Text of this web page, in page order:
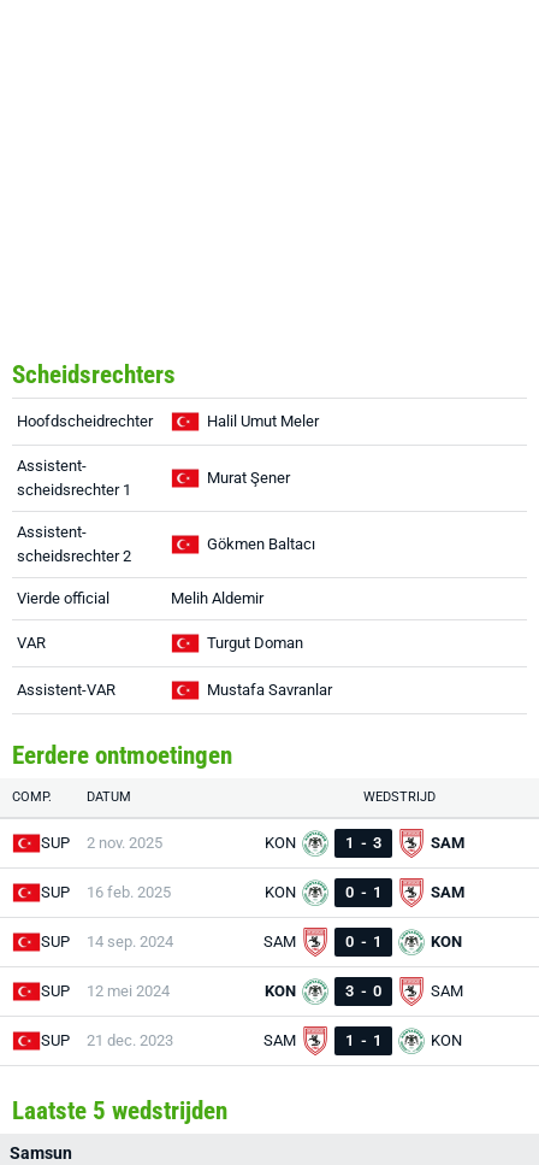
Scheidsrechters
Hoofdscheidrechter Halil Umut Meler
Assistent-
scheidsrechter 1
Murat Şener
Assistent-
scheidsrechter 2
Gökmen Baltacı
Vierde official Melih Aldemir
VAR Turgut Doman
Assistent-VAR Mustafa Savranlar
Eerdere ontmoetingen
COMP. DATUM WEDSTRIJD
SUP 2 nov. 2025 KON 1 - 3 SAM
SUP 16 feb. 2025 KON 0 - 1 SAM
SUP 14 sep. 2024 SAM 0 - 1 KON
SUP 12 mei 2024 KON 3 - 0 SAM
SUP 21 dec. 2023 SAM 1 - 1 KON
Laatste 5 wedstrijden
Samsun